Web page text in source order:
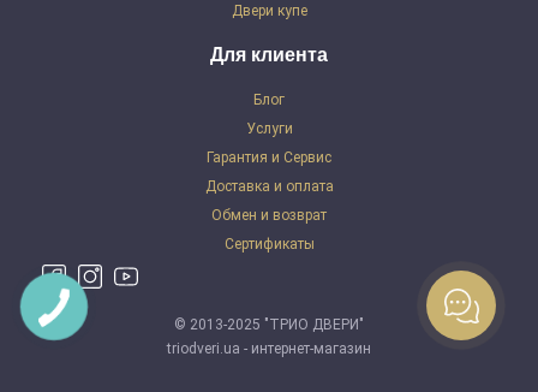
Двери купе
Для клиента
Блог
Услуги
Гарантия и Сервис
Доставка и оплата
Обмен и возврат
Сертификаты
© 2013-2025 "ТРИО ДВЕРИ"
triodveri.ua - интернет-магазин